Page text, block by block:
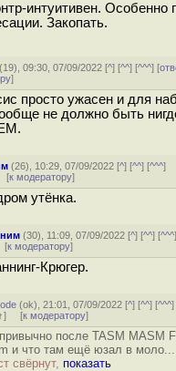
интуитивен. Особенно
Закопать.
(19), 09:30, 07/09/2022 [^] [^^] [^^^] [
]
просто ужасен и для
не должно быть
(26), 10:29, 07/09/2022 [^] [^^] [^^^]
[к модератору]
утёнка.
(30), 11:09, 07/09/2022 [^] [^^] [^^^]
[к модератору]
Крюгер.
(ok), 21:01, 07/09/2022 [^] [^^] [^^^]
↑] [к модератору]
после TASM MASM
и что там ещё юзал в моло...
свёрнут, показать